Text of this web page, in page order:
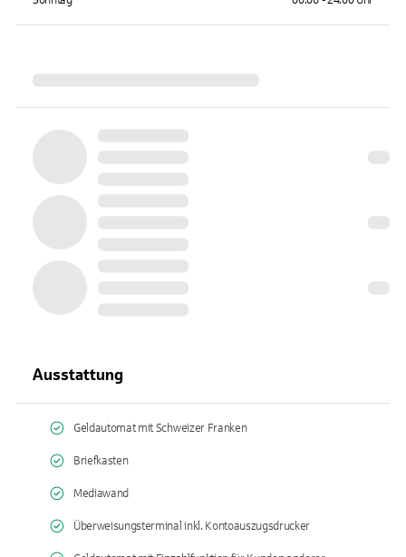
Ausstattung
Geldautomat mit Schweizer Franken
Briefkasten
Mediawand
Überweisungsterminal inkl. Kontoauszugsdrucker